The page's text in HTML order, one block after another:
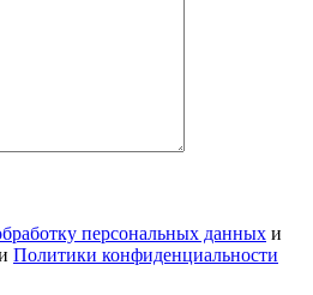
персональных данных и
Политики конфиденциальности